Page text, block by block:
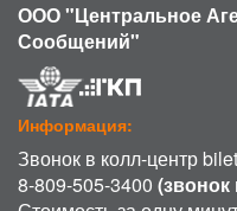
ООО "Центральное
Сообщений"
Информация:
Звонок в колл-центр
8-809-505-3400